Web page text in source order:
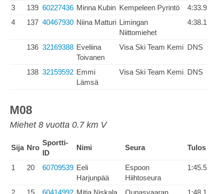
3 139 60227436 Minna Kubin Kempeleen Pyrintö
4:33.9
4
137 40467930 Niina Matturi Limingan
Niittomiehet
4:38.1
136 32169388 Eveliina
Toivanen
Visa Ski Team Kemi DNS
138 32159592 Emmi
Lämsä
Visa Ski Team Kemi DNS
M08
Miehet 8 vuotta 0.7 km V
Sija Nro
Sportti-
ID
Nimi Seura Tulos
1 20 60709539 Eeli
Harjunpää
Espoon
Hiihtoseura
1:45.5
2 15 60414992 Mitja Niskala
Ounasvaaran
1:48.1